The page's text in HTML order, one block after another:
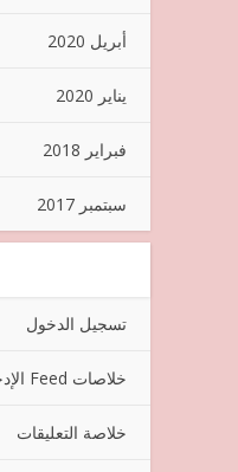
أبريل 2020
يناير 2020
فبراير 2018
سبتمبر 2017
تسجيل الدخول
خلاصات Feed الإدخالات
خلاصة التعليقات